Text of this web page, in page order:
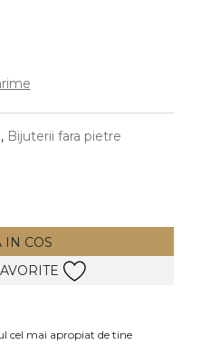
Vezi toate
, Bijuterii fara pietre
IN COS
cel mai apropiat de tine